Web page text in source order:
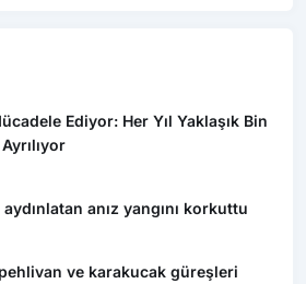
Ediyor: Her Yıl Yaklaşık Bin
anız yangını korkuttu
ve karakucak güreşleri